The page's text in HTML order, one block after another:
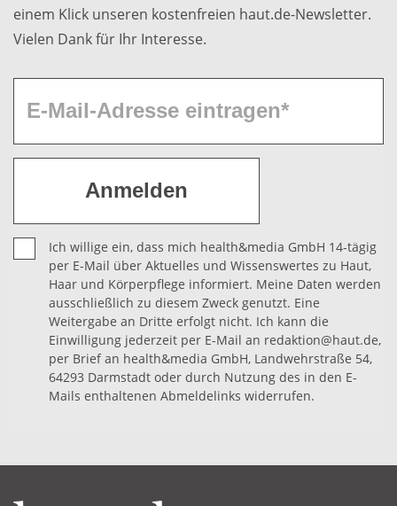
einem Klick unseren kostenfreien haut.de-Newsletter.
Vielen Dank für Ihr Interesse.
Ich willige ein, dass mich health&media GmbH 14-tägig
per E-Mail über Aktuelles und Wissenswertes zu Haut,
Haar und Körperpflege informiert. Meine Daten werden
ausschließlich zu diesem Zweck genutzt. Eine
Weitergabe an Dritte erfolgt nicht. Ich kann die
Einwilligung jederzeit per E-Mail an redaktion@haut.de,
per Brief an health&media GmbH, Landwehrstraße 54,
64293 Darmstadt oder durch Nutzung des in den E-
Mails enthaltenen Abmeldelinks widerrufen.